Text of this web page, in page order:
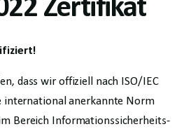
Zertifikat
dass wir offiziell nach ISO/IEC
international anerkannte Norm
Bereich Informationssicherheits-